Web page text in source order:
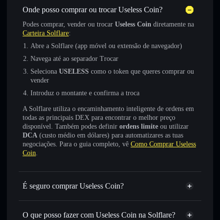
Onde posso comprar ou trocar Useless Coin?
Podes comprar, vender ou trocar Useless Coin diretamente na
Carteira Solflare:
Abre a Solflare (app móvel ou extensão de navegador)
Navega até ao separador Trocar
Seleciona USELESS como o token que queres comprar ou
vender
Introduz o montante e confirma a troca
A Solflare utiliza o encaminhamento inteligente de ordens em
todas as principais DEX para encontrar o melhor preço
disponível. Também podes definir ordens limite ou utilizar
DCA (custo médio em dólares) para automatizares as tuas
negociações. Para o guia completo, vê Como Comprar Useless
Coin.
É seguro comprar Useless Coin?
Useless Coin token verificado
O que posso fazer com Useless Coin na Solflare?